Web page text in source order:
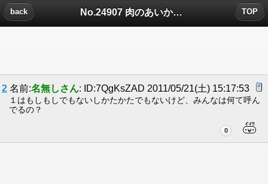
No.24907 肉のあいかわについたコメント
back TOP
2 名前:名無しさん: ID:7QgKsZAD 2011/05/21(土) 15:17:53
１はもしもしでもないしかたかたでもないけど、みんなは何て呼ん
でるの？
0